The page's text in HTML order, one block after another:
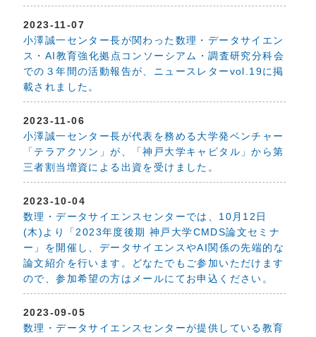
2023-11-07
小澤誠一センター長が関わった数理・データサイエン
ス・AI教育強化拠点コンソーシアム・調査研究分科会
での３年間の活動報告が、ニュースレターvol.19に掲
載されました。
2023-11-06
小澤誠一センター長が代表を務める大学発ベンチャー
「テラアクソン」が、「神戸大学キャピタル」から第
三者割当増資による出資を受けました。
2023-10-04
数理・データサイエンスセンターでは、10月12日
(木)より「2023年度後期 神戸大学CMDS論文セミナ
ー」を開催し、データサイエンスやAI関係の先端的な
論文紹介を行います。どなたでもご参加いただけます
ので、参加希望の方はメールにてお申込ください。
2023-09-05
数理・データサイエンスセンターが提供している教育